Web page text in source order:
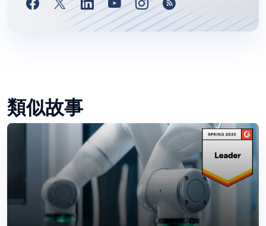
類似故事